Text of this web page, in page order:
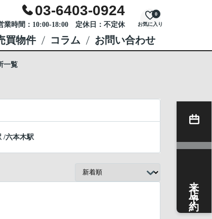
03-6403-0924
業時間：10:00-18:00 定休日：不定休 お気に入り
0
買物件 コラム お問い合わせ
一覧
/六本木駅
来店予約